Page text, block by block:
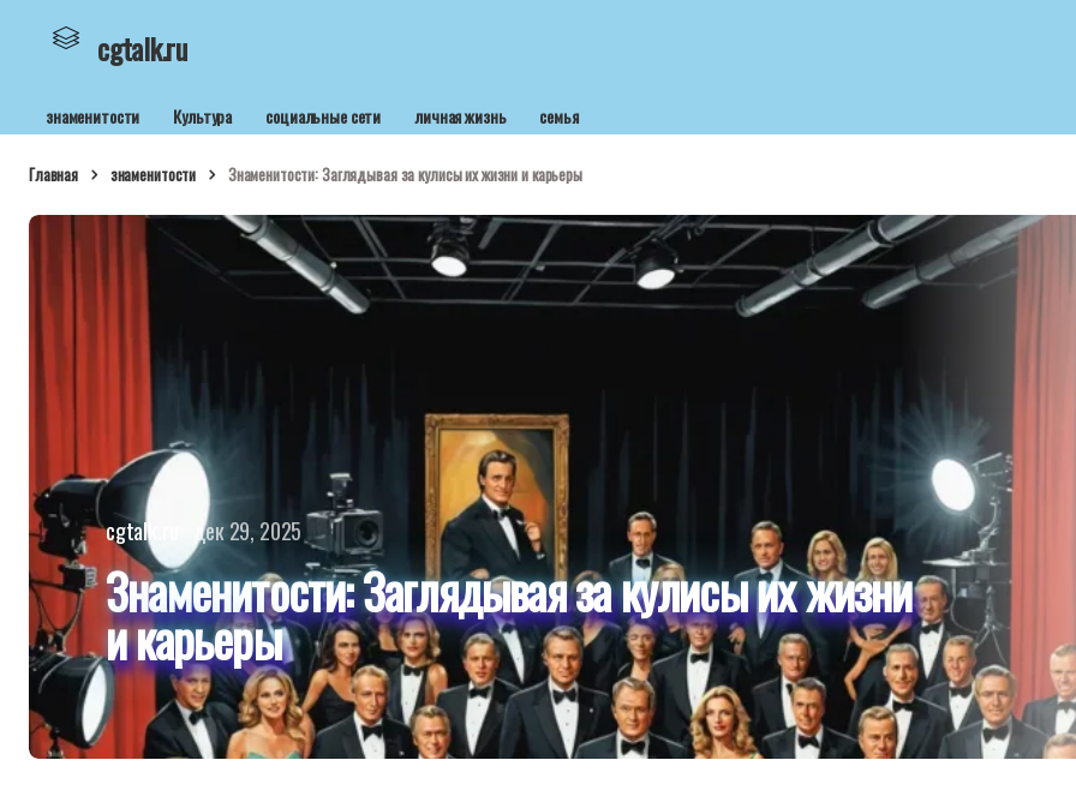
cgtalk.ru
знаменитости Культура социальные сети личная жизнь семья
Главная знаменитости Знаменитости: Заглядывая за кулисы их жизни и карьеры
cgtalk.ru дек 29, 2025
Знаменитости: Заглядывая за кулисы их жизни
и карьеры